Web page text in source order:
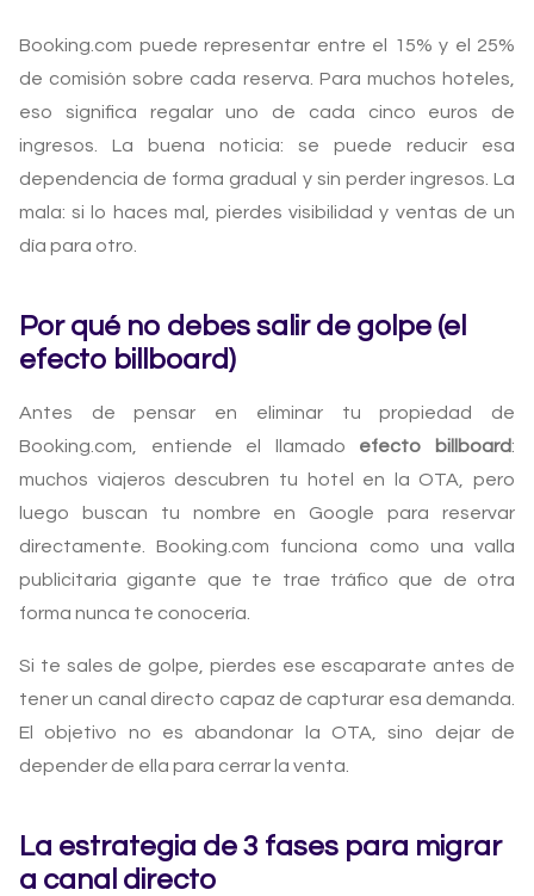
Booking.com puede representar entre el 15% y el 25%
de comisión sobre cada reserva. Para muchos hoteles,
eso significa regalar uno de cada cinco euros de
ingresos. La buena noticia: se puede reducir esa
dependencia de forma gradual y sin perder ingresos. La
mala: si lo haces mal, pierdes visibilidad y ventas de un
día para otro.
Por qué no debes salir de golpe (el
efecto billboard)
Antes de pensar en eliminar tu propiedad de
Booking.com, entiende el llamado efecto billboard:
muchos viajeros descubren tu hotel en la OTA, pero
luego buscan tu nombre en Google para reservar
directamente. Booking.com funciona como una valla
publicitaria gigante que te trae tráfico que de otra
forma nunca te conocería.
Si te sales de golpe, pierdes ese escaparate antes de
tener un canal directo capaz de capturar esa demanda.
El objetivo no es abandonar la OTA, sino dejar de
depender de ella para cerrar la venta.
La estrategia de 3 fases para migrar
a canal directo